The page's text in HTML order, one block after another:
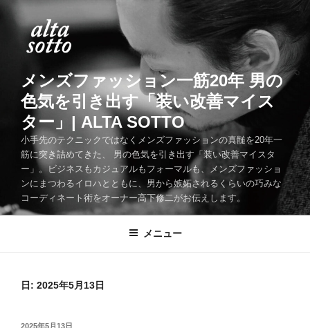
メンズファッション一筋20年 男の
色気を引き出す「装い改善マイス
ター」| ALTA SOTTO
小手先のテクニックではなくメンズファッションの真髄を20年一
筋に突き詰めてきた、 男の色気を引き出す「装い改善マイスタ
ー」。ビジネスもカジュアルもフォーマルも、メンズファッショ
ンにまつわるイロハとともに、男から嫉妬されるくらいの巧みな
コーディネート術をオーナー高下修二がお伝えします。
メニュー
日: 2025年5月13日
投
2025年5月13日